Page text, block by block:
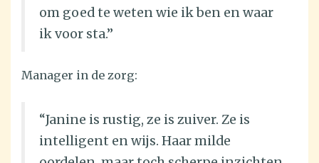
om goed te weten wie ik ben en waar
ik voor sta.”
Manager in de zorg:
“Janine is rustig, ze is zuiver. Ze is
intelligent en wijs. Haar milde